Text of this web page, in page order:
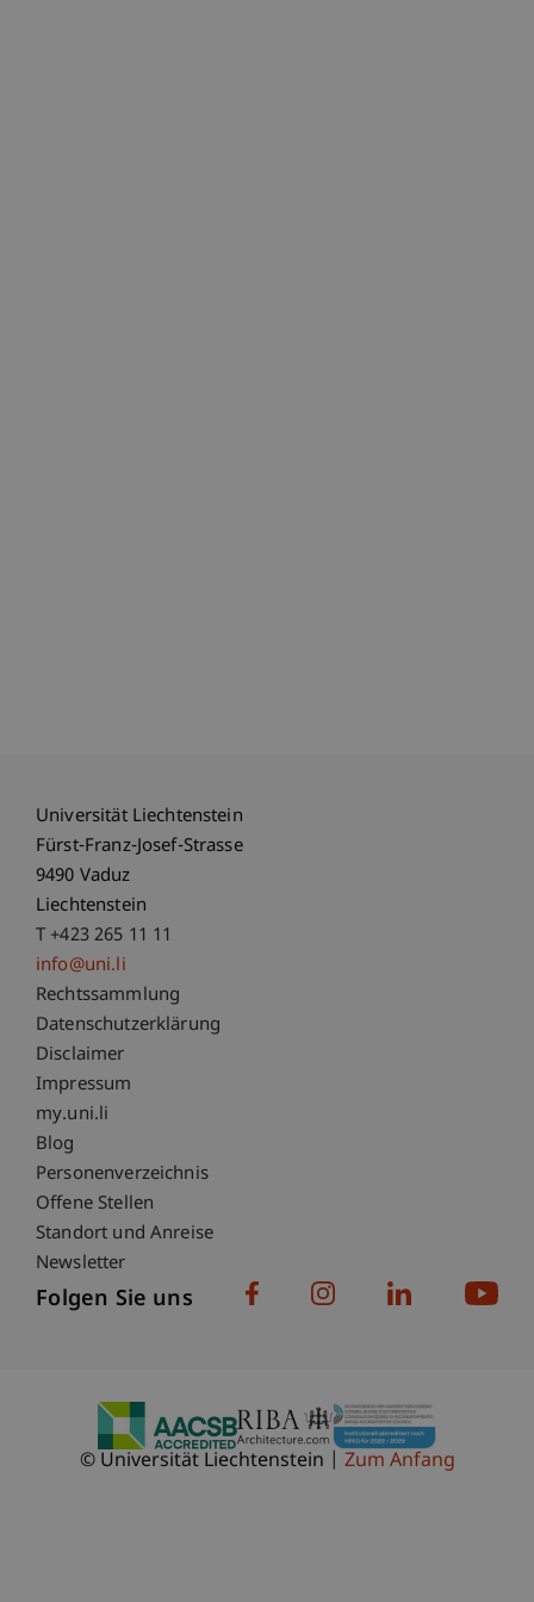
Universität Liechtenstein
Fürst-Franz-Josef-Strasse
9490 Vaduz
Liechtenstein
T +423 265 11 11
info@uni.li
Fußzeile Rechtliche Hinweise
Rechtssammlung
Datenschutzerklärung
Disclaimer
Impressum
Fußzeile Subdomain-Verzeichnis
my.uni.li
Blog
Personenverzeichnis
Offene Stellen
Standort und Anreise
Newsletter
Folgen Sie uns
© Universität Liechtenstein Zum Anfang